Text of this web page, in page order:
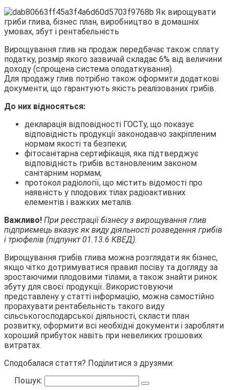
Вирощування глив на продаж передбачає також сплату
податку, розмір якого зазвичай складає 6% від величини
доходу (спрощена система оподаткування).
Для продажу глив потрібно також оформити додаткові
документи, що гарантують якість реалізованих грибів.
До них відносяться:
декларація відповідності ГОСТу, що показує
відповідність продукції законодавчо закріпленим
нормам якості та безпеки;
фітосанітарна сертифікація, яка підтверджує
відповідність грибів встановленим законом
санітарним нормам;
протокол радіології, що містить відомості про
наявність у плодових тілах радіоактивних
елементів і важких металів.
Важливо! При реєстрації бізнесу з вирощування глив
підприємець вказує як виду діяльності розведення грибів
і трюфелів (підпункт 01.13.6 КВЕД).
Вирощування грибів глива можна розглядати як бізнес,
якщо чітко дотримуватися правил посіву та догляду за
зростаючими плодовими тілами, а також знайти ринок
збуту для своєї продукції. Використовуючи
представлену у статті інформацію, можна самостійно
прорахувати рентабельність такого виду
сільськогосподарської діяльності, скласти план
розвитку, оформити всі необхідні документи і заробляти
хороший прибуток навіть при невеликих грошових
витратах.
Сподобалася стаття? Поділитися з друзями:
Пошук: